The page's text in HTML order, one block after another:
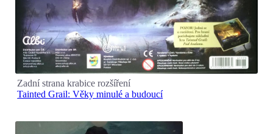
Zadní strana krabice rozšíření
Tainted Grail: Věky minulé a budoucí